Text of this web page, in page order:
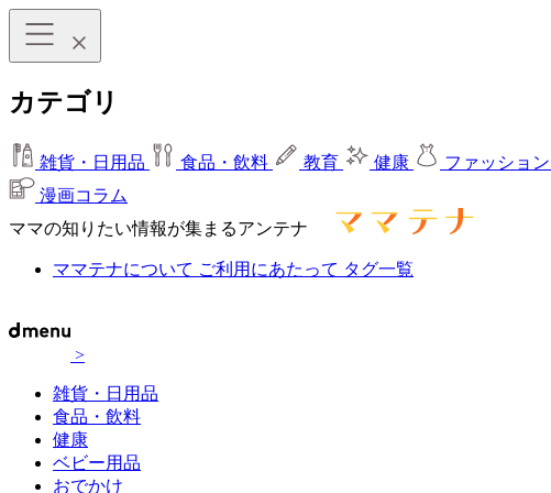
カテゴリ
雑貨・日用品 食品・飲料 教育 健康 ファッション
漫画コラム
ママの知りたい情報が集まるアンテナ
ママテナについて ご利用にあたって タグ一覧
>
雑貨・日用品
食品・飲料
健康
ベビー用品
おでかけ